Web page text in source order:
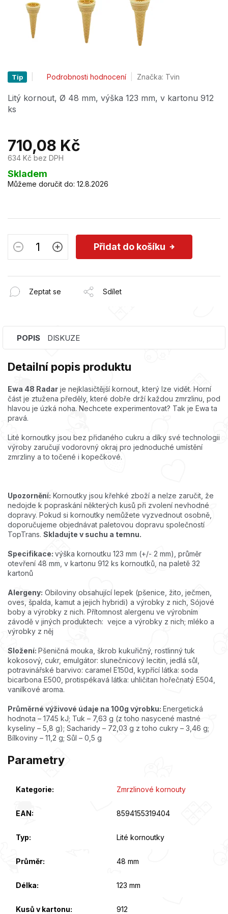
Tip
Průměrné
produktu
hvězdiček.
Podrobnosti hodnocení Značka: Tvin
Litý kornout, Ø 48 mm, výška 123 mm, v kartonu 912
ks
710,08 Kč
634 Kč bez DPH
Měrná
cena:
Skladem
Můžeme doručit do: 12.8.2026
Přidat do košíku
Zeptat se Sdílet
POPIS DISKUZE
Detailní popis produktu
Ewa 48 Radar je nejklasičtější kornout, který lze vidět. Horní
část je ztužena předěly, které dobře drží každou zmrzlinu, pod
hlavou je úzká noha. Nechcete experimentovat? Tak je Ewa ta
pravá.
Lité kornoutky jsou bez přidaného cukru a díky své technologii
výroby zaručují vodorovný okraj pro jednoduché umístění
zmrzliny a to točené i kopečkové.
Upozornění: Kornoutky jsou křehké zboží a nelze zaručit, že
nedojde k popraskání některých kusů při zvolení nevhodné
dopravy. Pokud si kornoutky nemůžete vyzvednout osobně,
doporučujeme objednávat paletovou dopravu společností
TopTrans. Skladujte v suchu a temnu.
Specifikace: výška kornoutku 123 mm (+/- 2 mm), průměr
otevření 48 mm, v kartonu 912 ks kornoutků, na paletě 32
kartonů
Alergeny: Obiloviny obsahující lepek (pšenice, žito, ječmen,
oves, špalda, kamut a jejich hybridi) a výrobky z nich, Sójové
boby a výrobky z nich. Přítomnost alergenu ve výrobním
závodě v jiných produktech: vejce a výrobky z nich; mléko a
výrobky z něj
Složení: Pšeničná mouka, škrob kukuřičný, rostlinný tuk
kokosový, cukr, emulgátor: slunečnicový lecitin, jedlá sůl,
potravinářské barvivo: caramel E150d, kypřící látka: soda
bicarbona E500, protispékavá látka: uhličitan hořečnatý E504,
vanilkové aroma.
Průměrné výživové údaje na 100g výrobku: Energetická
hodnota – 1745 kJ; Tuk – 7,63 g (z toho nasycené mastné
kyseliny – 5,8 g); Sacharidy – 72,03 g z toho cukry – 3,46 g;
Bílkoviny – 11,2 g; Sůl – 0,5 g
Parametry
Kategorie: Zmrzlinové kornouty
EAN: 8594155319404
Typ: Lité kornoutky
Průměr: 48 mm
Délka: 123 mm
Kusů v kartonu: 912